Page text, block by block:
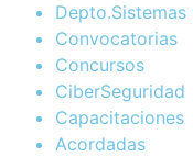
Convocatorias
Concursos
CiberSeguridad
Capacitaciones
Acordadas